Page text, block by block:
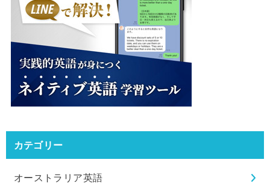
カテゴリー
オーストラリア英語